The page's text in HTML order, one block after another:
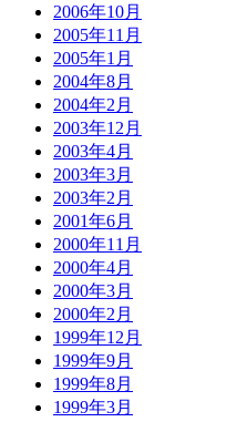
2006年10月
2005年11月
2005年1月
2004年8月
2004年2月
2003年12月
2003年4月
2003年3月
2003年2月
2001年6月
2000年11月
2000年4月
2000年3月
2000年2月
1999年12月
1999年9月
1999年8月
1999年3月